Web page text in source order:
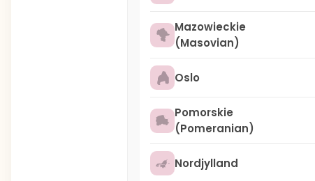
Mazowieckie
(Masovian)
Oslo
Pomorskie
(Pomeranian)
Nordjylland